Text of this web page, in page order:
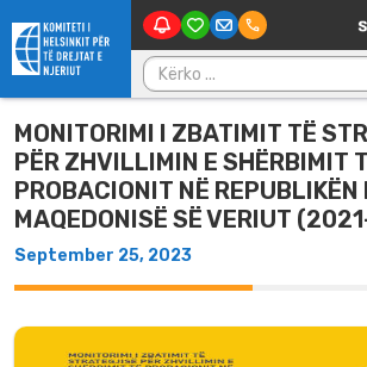
Skip to content Main
Kërko për:
MONITORIMI I ZBATIMIT TË
PËR ZHVILLIMIN E SHËRBIMIT
PROBACIONIT NË REPUBLIKËN
MAQEDONISË SË VERIUT
September 25, 2023